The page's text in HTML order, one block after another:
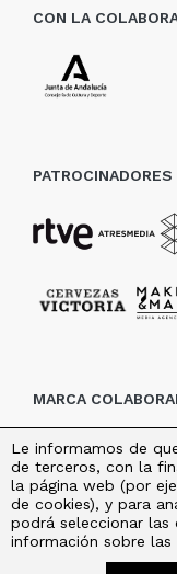
CON LA
MARCA
Le informamos de
de terceros, con la
la página web (por
de cookies), y para
podrá seleccionar las
información sobre